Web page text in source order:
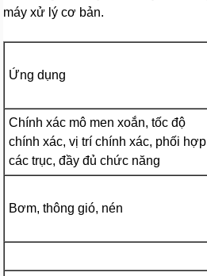
máy xử lý cơ bản.
Ứng dụng
Chính xác mô men xoắn, tốc độ
chính xác, vị trí chính xác, phối hợp
các trục, đầy đủ chức năng
Bơm, thông gió, nén